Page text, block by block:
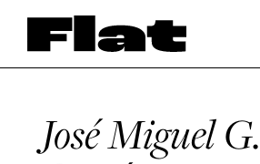
José Miguel G.